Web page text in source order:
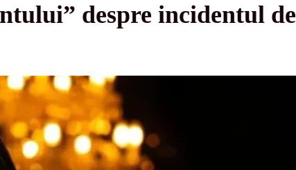
despre incidentul de